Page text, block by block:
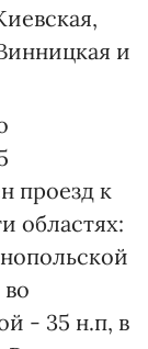
и
проезд к
областях:
- 35 н.п, в